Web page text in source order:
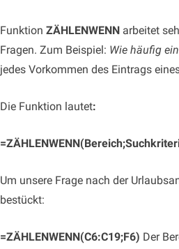
Funktion ZÄHLENWENN arbeitet
Fragen. Zum Beispiel: Wie häufig
jedes Vorkommen des Eintrags
Die Funktion lautet:
Um unsere Frage nach der
bestückt:
=ZÄHLENWENN(C6:C19;F6) Der